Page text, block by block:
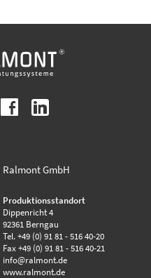
facebook linkedin
Ralmont GmbH
Produktionsstandort
Dippenricht 4
92361 Berngau
Tel. +49 (0) 91 81 - 516 40-20
Fax +49 (0) 91 81 - 516 40-21
info@ralmont.de
www.ralmont.de